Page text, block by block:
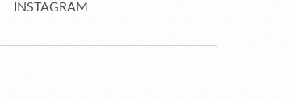
INSTAGRAM